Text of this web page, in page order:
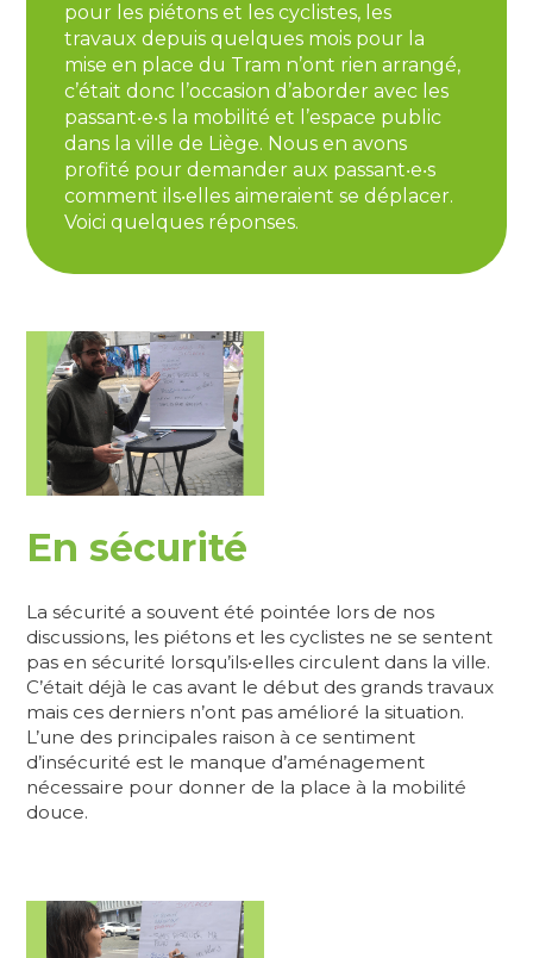
pour les piétons et les cyclistes, les
travaux depuis quelques mois pour la
mise en place du Tram n’ont rien arrangé,
c’était donc l’occasion d’aborder avec les
passant‧e‧s la mobilité et l’espace public
dans la ville de Liège. Nous en avons
profité pour demander aux passant‧e‧s
comment ils‧elles aimeraient se déplacer.
Voici quelques réponses.
En sécurité
La sécurité a souvent été pointée lors de nos
discussions, les piétons et les cyclistes ne se sentent
pas en sécurité lorsqu’ils‧elles circulent dans la ville.
C’était déjà le cas avant le début des grands travaux
mais ces derniers n’ont pas amélioré la situation.
L’une des principales raison à ce sentiment
d’insécurité est le manque d’aménagement
nécessaire pour donner de la place à la mobilité
douce.